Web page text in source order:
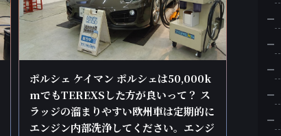
ポルシェ ケイマン ポルシェは50,000k
mでもTEREXSした方が良いって？ ス
ラッジの溜まりやすい欧州車は定期的に
エンジン内部洗浄してください。エンジ